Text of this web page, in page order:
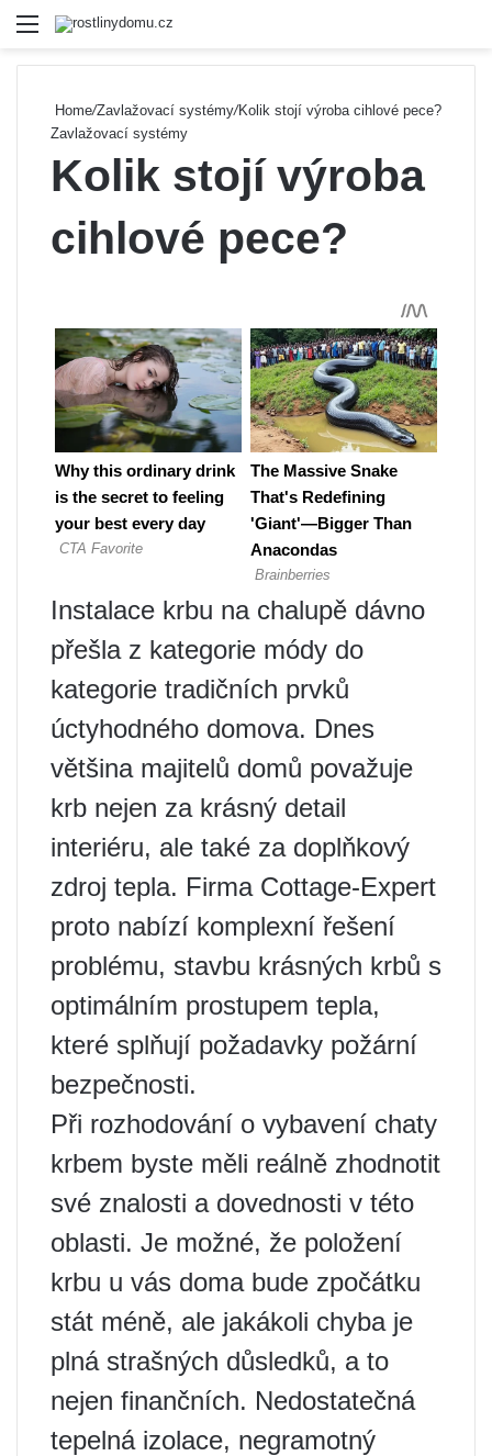
Menu
Home/Zavlažovací systémy/Kolik stojí výroba cihlové pece?
Zavlažovací systémy
Kolik stojí výroba
cihlové pece?
Instalace krbu na chalupě dávno
přešla z kategorie módy do
kategorie tradičních prvků
úctyhodného domova. Dnes
většina majitelů domů považuje
krb nejen za krásný detail
interiéru, ale také za doplňkový
zdroj tepla. Firma Cottage-Expert
proto nabízí komplexní řešení
problému, stavbu krásných krbů s
optimálním prostupem tepla,
které splňují požadavky požární
bezpečnosti.
Při rozhodování o vybavení chaty
krbem byste měli reálně zhodnotit
své znalosti a dovednosti v této
oblasti. Je možné, že položení
krbu u vás doma bude zpočátku
stát méně, ale jakákoli chyba je
plná strašných důsledků, a to
nejen finančních. Nedostatečná
tepelná izolace, negramotný